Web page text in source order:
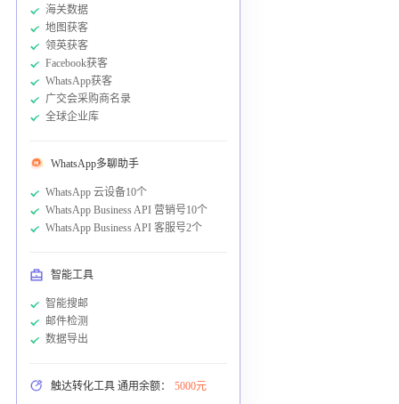
海关数据
地图获客
领英获客
Facebook获客
WhatsApp获客
广交会采购商名录
全球企业库
WhatsApp多聊助手
WhatsApp 云设备10个
WhatsApp Business API 营销号10个
WhatsApp Business API 客服号2个
智能工具
智能搜邮
邮件检测
数据导出
触达转化工具 通用余额： 5000元